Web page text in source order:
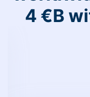
4 €B